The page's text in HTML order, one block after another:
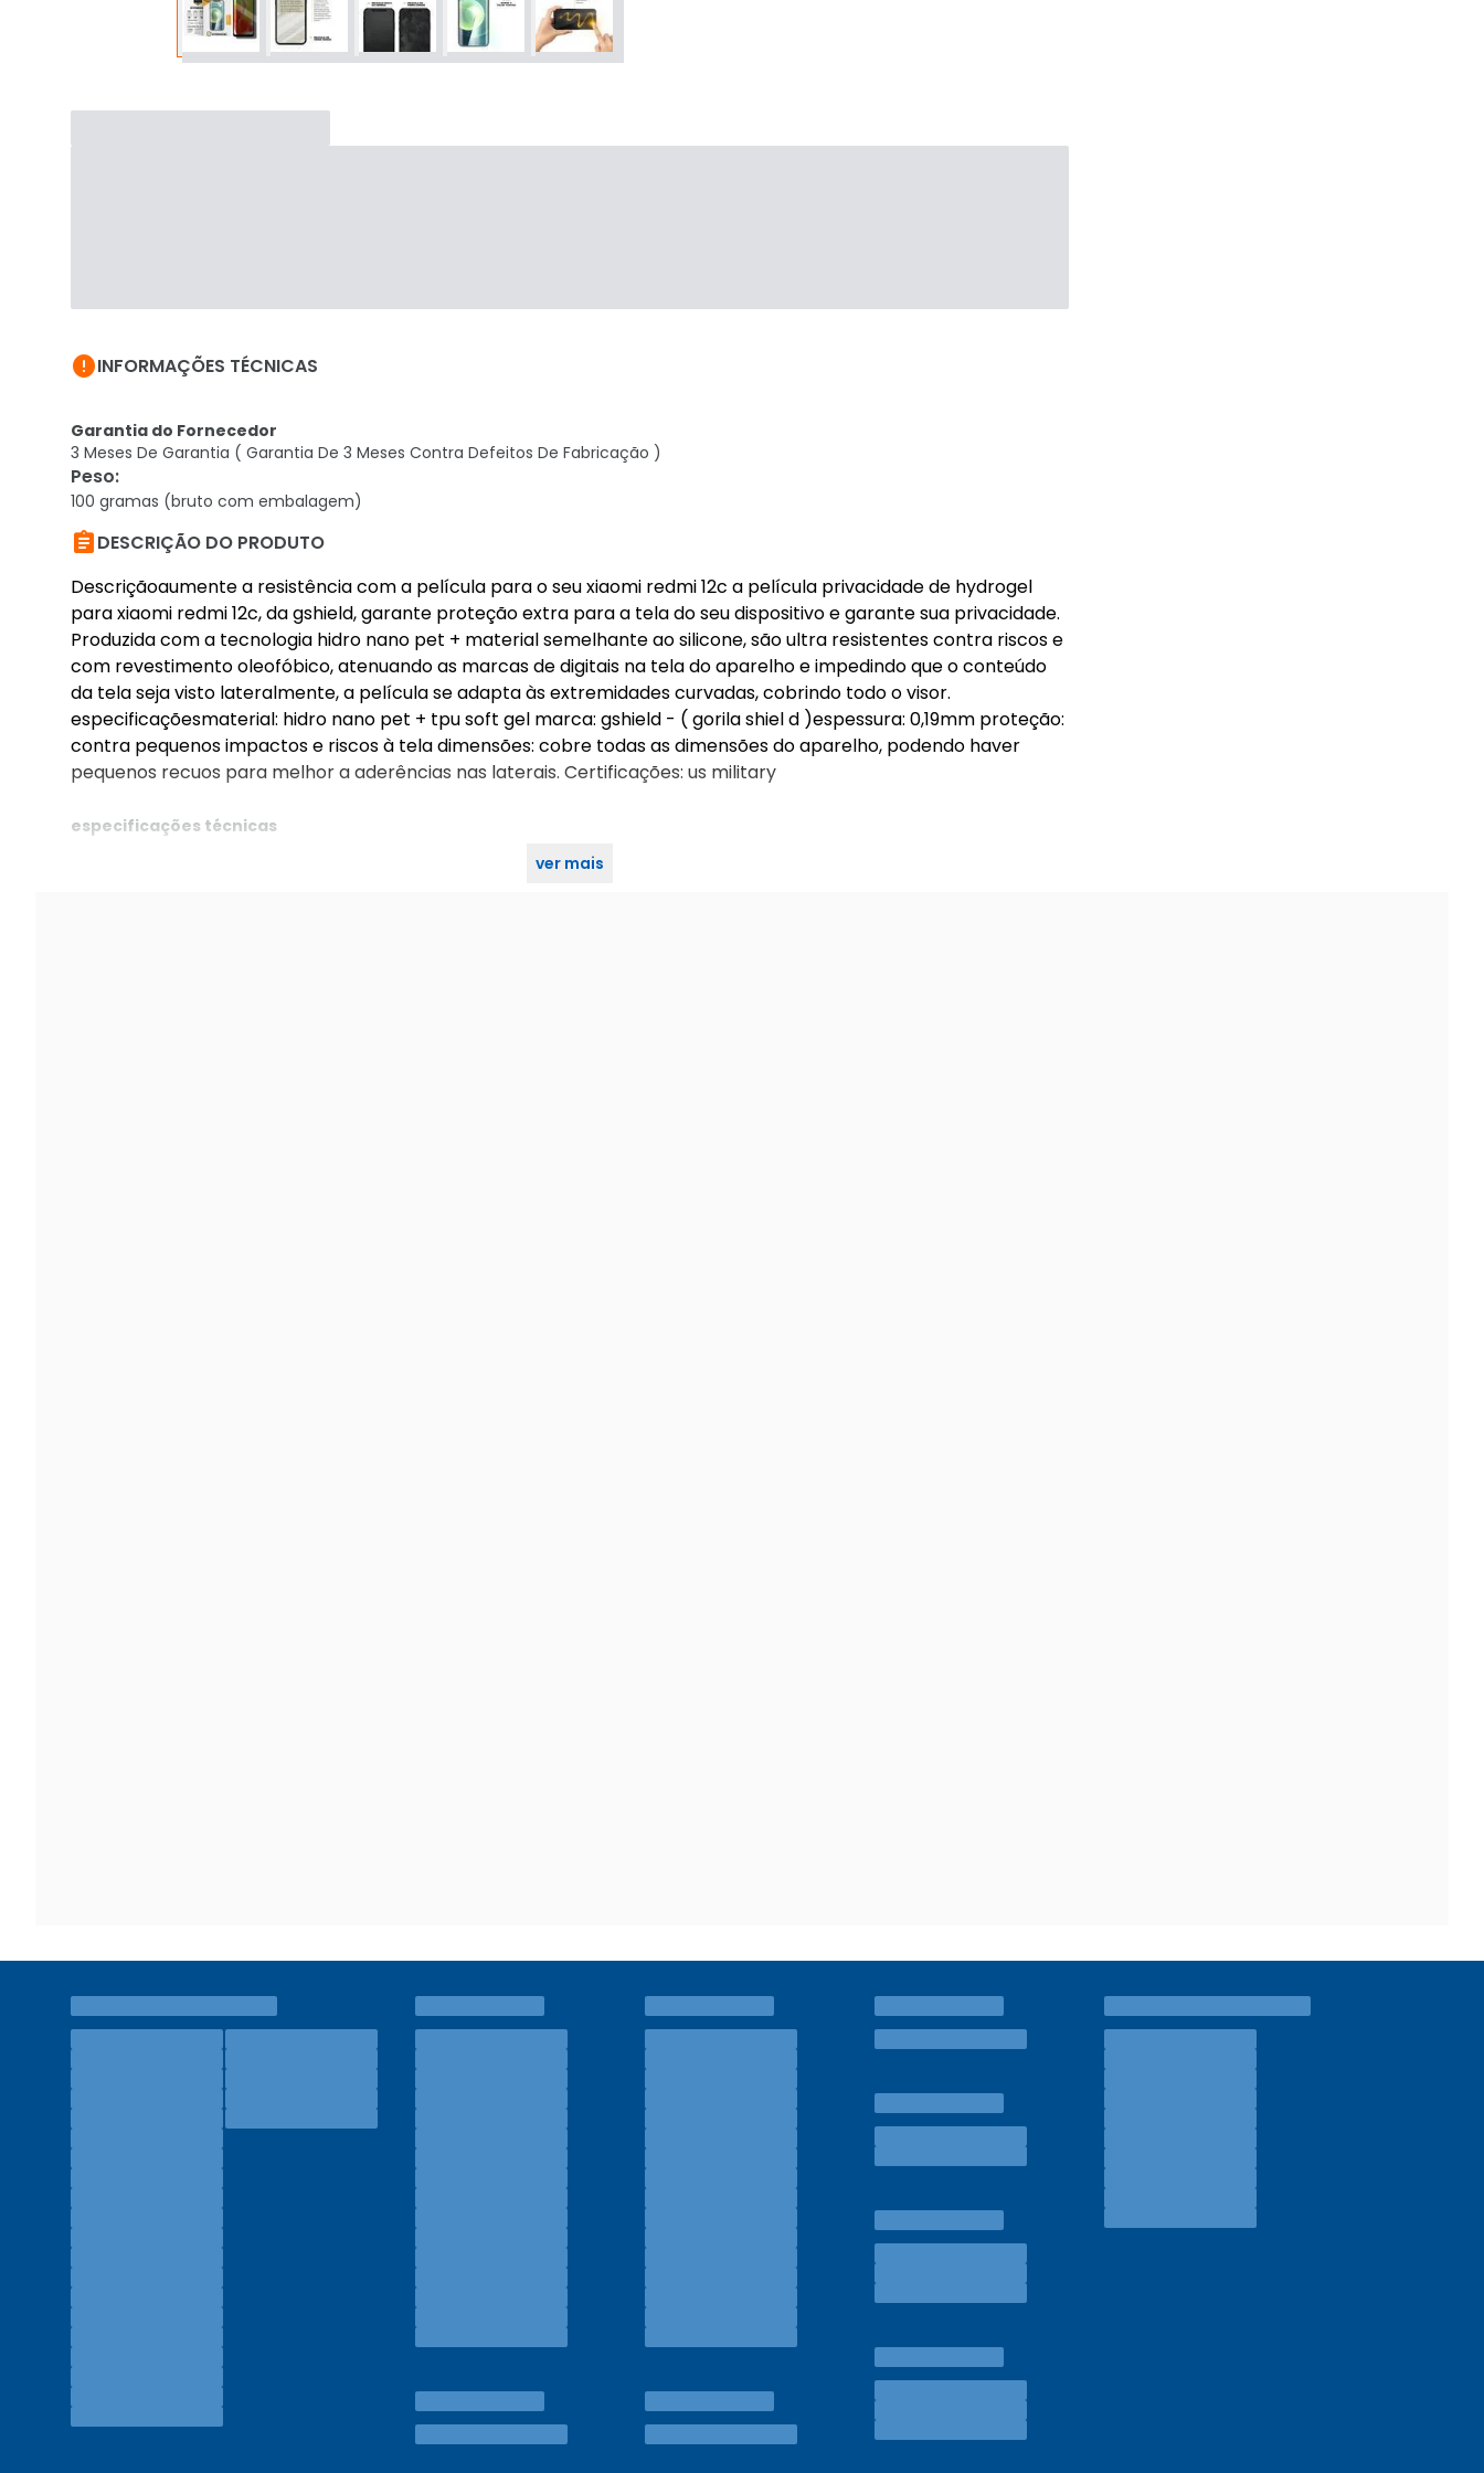
INFORMAÇÕES TÉCNICAS
Garantia do Fornecedor
3 Meses De Garantia ( Garantia De 3 Meses Contra Defeitos De Fabricação )
Peso:
100 gramas (bruto com embalagem)
DESCRIÇÃO DO PRODUTO
Descriçãoaumente a resistência com a película para o seu xiaomi redmi 12c a película privacidade de hydrogel
para xiaomi redmi 12c, da gshield, garante proteção extra para a tela do seu dispositivo e garante sua privacidade.
Produzida com a tecnologia hidro nano pet + material semelhante ao silicone, são ultra resistentes contra riscos e
com revestimento oleofóbico, atenuando as marcas de digitais na tela do aparelho e impedindo que o conteúdo
da tela seja visto lateralmente, a película se adapta às extremidades curvadas, cobrindo todo o visor.
especificaçõesmaterial: hidro nano pet + tpu soft gel marca: gshield - ( gorila shiel d )espessura: 0,19mm proteção:
contra pequenos impactos e riscos à tela dimensões: cobre todas as dimensões do aparelho, podendo haver
pequenos recuos para melhor a aderências nas laterais. Certificações: us military
especificações técnicas
ver mais